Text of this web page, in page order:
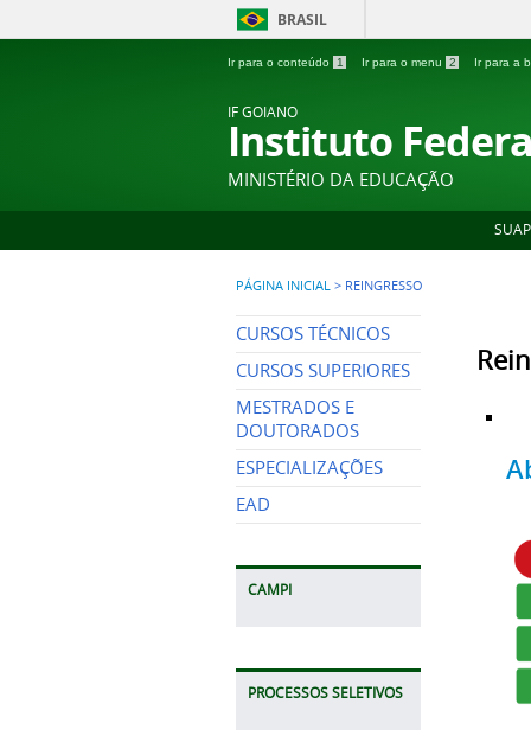
BRASIL
Ir para o conteúdo 1 Ir para o menu 2 Ir para a
IF GOIANO
Instituto
MINISTÉRIO DA EDUCAÇÃO
SUAP
PÁGINA INICIAL > REINGRESSO
CURSOS TÉCNICOS
CURSOS SUPERIORES
MESTRADOS E
DOUTORADOS
ESPECIALIZAÇÕES
EAD
CAMPI
PROCESSOS SELETIVOS